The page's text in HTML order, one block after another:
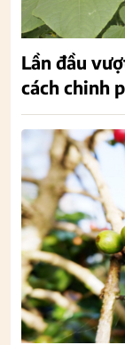
Lần đầu
cách chinh